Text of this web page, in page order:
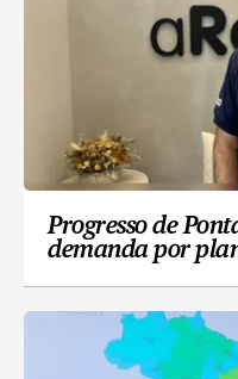
Progresso de
demanda por